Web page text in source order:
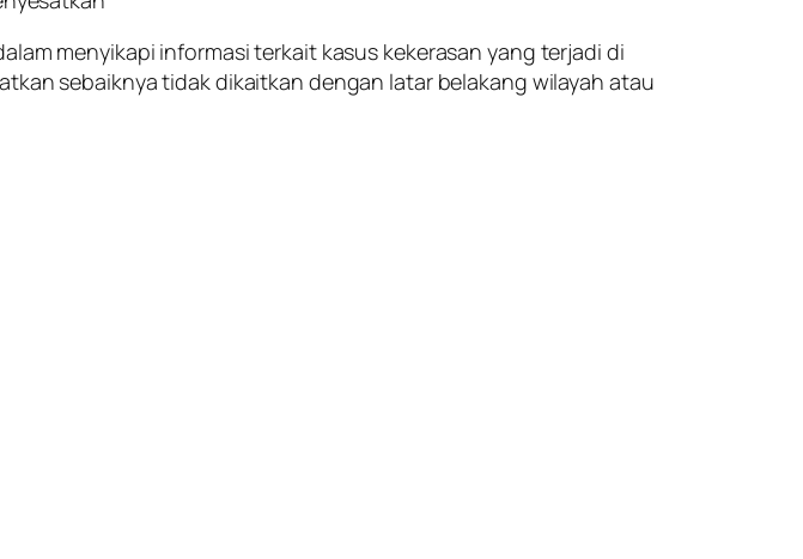
menyikapi informasi terkait kasus kekerasan yang terjadi di
sebaiknya tidak dikaitkan dengan latar belakang wilayah atau